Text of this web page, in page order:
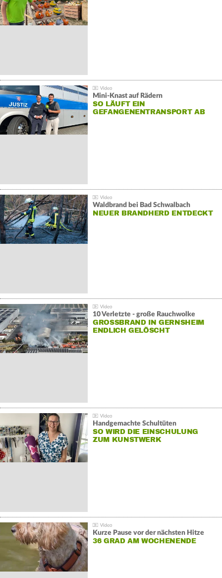
Mini-Knast auf Rädern
SO LÄUFT EIN
GEFANGENENTRANSPORT AB
Waldbrand bei Bad Schwalbach
NEUER BRANDHERD ENTDECKT
10 Verletzte - große Rauchwolke
GROSSBRAND IN GERNSHEIM E
NDLICH GELÖSCHT
Handgemachte Schultüten
SO WIRD DIE EINSCHULUNG
ZUM KUNSTWERK
Kurze Pause vor der nächsten Hitze
36 GRAD AM WOCHENENDE